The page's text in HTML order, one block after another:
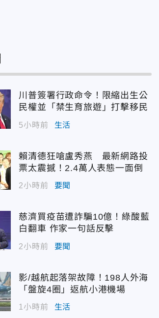
川普簽署行政命令！限縮出生公
民權並「禁生育旅遊」打擊移民
5小時前 生活
賴清德狂嗆盧秀燕 最新網路投
票太震撼！2.4萬人表態一面倒
2小時前 要聞
慈濟買疫苗遭詐騙10億！綠酸藍
白翻車 作家一句話反擊
2小時前 要聞
影/越航起落架故障！198人外海
「盤旋4圈」返航小港機場
1小時前 生活